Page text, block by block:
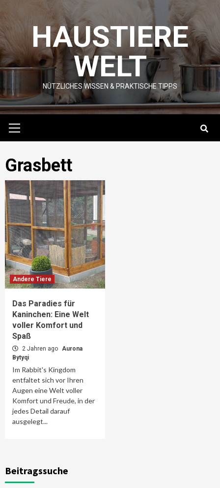
content HAUSTIERE
WELT
NÜTZLICHES WISSEN & PRAKTISCHE TIPPS
Menu
Grasbett
Andere Tiere
Das Paradies für
Kaninchen: Eine Welt
voller Komfort und
Spaß
2 Jahren ago Aurona
Bytyqi
Im Rabbit's Kingdom
entfaltet sich vor Ihren
Augen eine Welt voller
Komfort und Freude, in der
jedes Detail darauf
ausgelegt...
Beitragssuche